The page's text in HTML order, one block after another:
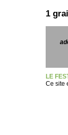
1
LE
Ce site